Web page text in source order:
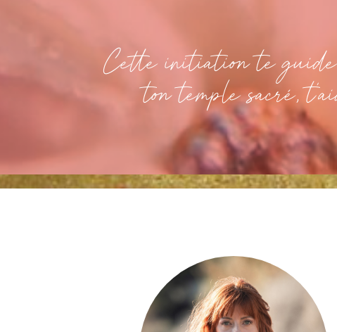
Cette initiation te guide
ton temple sacré,